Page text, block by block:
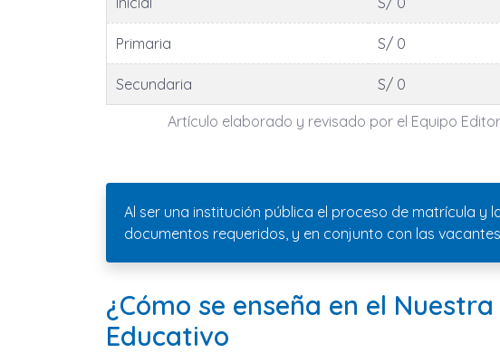
Primaria S/ 0
Secundaria S/ 0
Artículo elaborado y revisado por el Equipo
Al ser una institución pública el proceso de matrícula
documentos requeridos, y en conjunto con las
¿Cómo se enseña en el
Educativo